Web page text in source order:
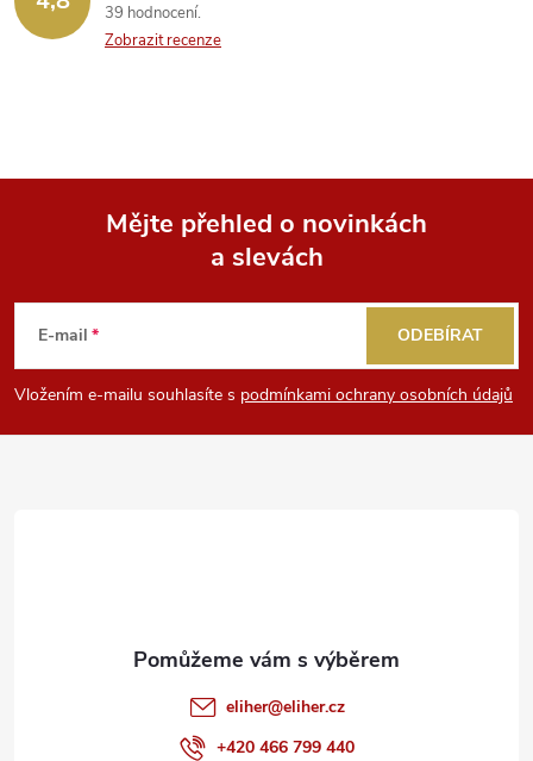
p
u
39 hodnocení
Zobrazit recenze
p
Mějte přehled o novinkách
a slevách
E-mail
Vložením e-mailu souhlasíte s podmínkami ochrany osobních údajů
ODEBÍRAT
eliher@eliher.cz
+420 466 799 440